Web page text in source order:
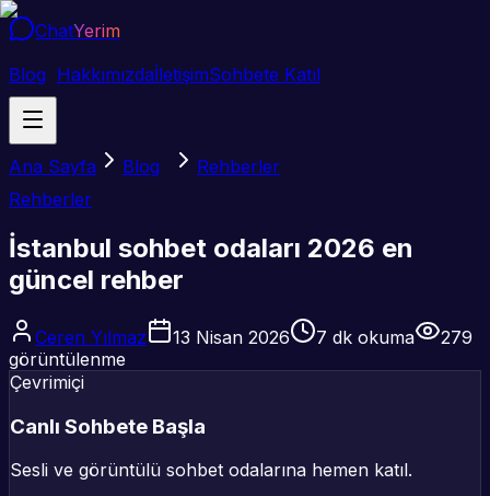
ChatYerim
Blog HakkımızdaİletişimSohbete Katıl
Ana Sayfa Blog
Rehberler
Rehberler
İstanbul sohbet odaları 2026 en
güncel rehber
Ceren Yılmaz 13 Nisan 2026 7 dk okuma
279
görüntülenme
Çevrimiçi
Canlı Sohbete Başla
Sesli ve görüntülü sohbet odalarına hemen katıl.